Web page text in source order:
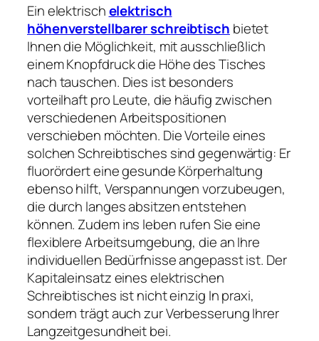
Ein elektrischelektrisch
höhenverstellbarer schreibtisch bietet
Ihnen die Möglichkeit, mit ausschließlich
einem Knopfdruck die Höhe des Tisches
nach tauschen. Dies ist besonders
vorteilhaft pro Leute, die häufig zwischen
verschiedenen Arbeitspositionen
verschieben möchten. Die Vorteile eines
solchen Schreibtisches sind gegenwärtig: Er
fluorördert eine gesunde Körperhaltung
ebenso hilft, Verspannungen vorzubeugen,
die durch langes absitzen entstehen
können. Zudem ins leben rufen Sie eine
flexiblere Arbeitsumgebung, die an Ihre
individuellen Bedürfnisse angepasst ist. Der
Kapitaleinsatz eines elektrischen
Schreibtisches ist nicht einzig In praxi,
sondern trägt auch zur Verbesserung Ihrer
Langzeitgesundheit bei.